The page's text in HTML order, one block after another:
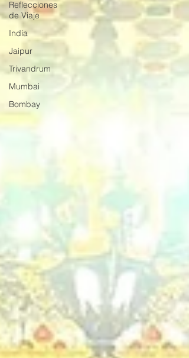
Reflecciones
de Viaje
India
Jaipur
Trivandrum
Mumbai
Bombay